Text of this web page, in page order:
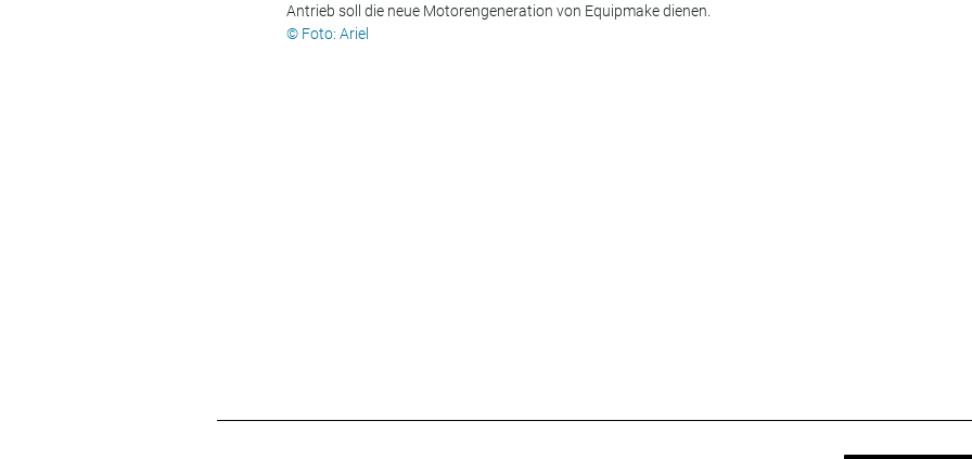
Antrieb soll die neue Motorengeneration von Equipmake dienen.
© Foto: Ariel